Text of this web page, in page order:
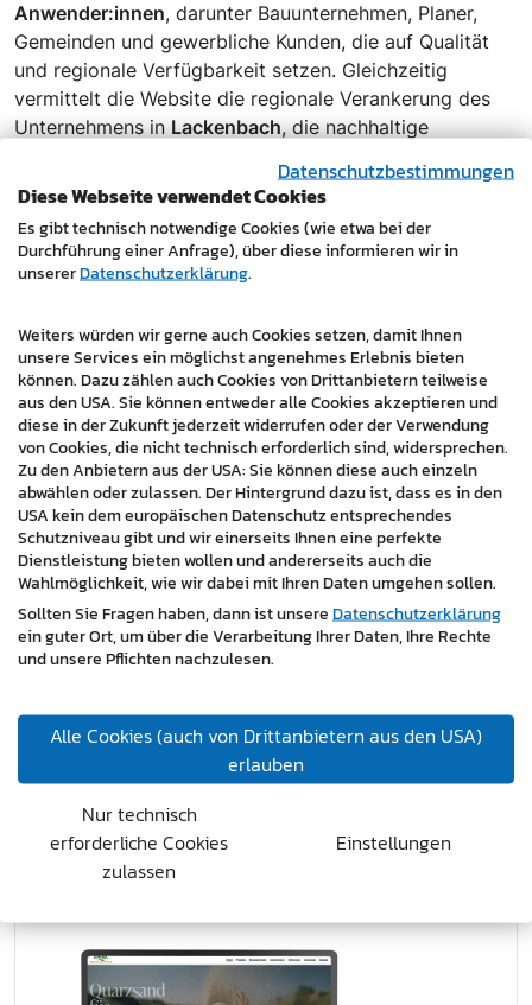
Anwender:innen, darunter Bauunternehmen, Planer,
Gemeinden und gewerbliche Kunden, die auf Qualität
und regionale Verfügbarkeit setzen. Gleichzeitig
vermittelt die Website die regionale Verankerung des
Unternehmens inLackenbach, die nachhaltige
der Quarzwerke Friedl.
Technische Umsetzung & digitale Basis:Die Website
wurde responsiv aufgebaut, suchmaschinenoptimiert
strukturiert und mit einem
– Besucher:innen gelangen mit wenigen Klicks zu
Produkten, technischen Informationen, Downloads oder
dem direkten Kontakt.
Für Interessierte stehenZertifikate und
Produktdatenblätterzum Download bereit. Die Seite ist
für zukünftige Erweiterungen – etwa durch
Landingpages, Kampagnen oder vertiefende
Anwendungsinhalte – vorbereitet.
Fazit:Mit dem Launch der Website erhält die
Quarzwerke Friedl GmbHerstmals eine eigenständige
digitale Identität. Die Seite bildet nicht nur das
Bezug zu Qualität, Nachhaltigkeit und regionaler
Produktion klar heraus. Ein starkes Fundament für
Sichtbarkeit, Kommunikation und gezielte
Kundenansprache.
Datenschutzbestimmungen
Diese Webseite verwendet Cookies
Es gibt technisch notwendige Cookies (wie etwa bei der
Durchführung einer Anfrage), über diese informieren wir in
unsererDatenschutzerklärung.
Weiters würden wir gerne auch Cookies setzen, damit Ihnen
unsere Services ein möglichst angenehmes Erlebnis bieten
können. Dazu zählen auch Cookies von Drittanbietern teilweise
aus den USA. Sie können entweder alle Cookies akzeptieren und
diese in der Zukunft jederzeit widerrufen oder der Verwendung
von Cookies, die nicht technisch erforderlich sind, widersprechen.
Zu den Anbietern aus der USA: Sie können diese auch einzeln
abwählen oder zulassen. Der Hintergrund dazu ist, dass es in den
USA kein dem europäischen Datenschutz entsprechendes
Schutzniveau gibt und wir einerseits Ihnen eine perfekte
Dienstleistung bieten wollen und andererseits auch die
Wahlmöglichkeit, wie wir dabei mit Ihren Daten umgehen sollen.
Sollten Sie Fragen haben, dann ist unsereDatenschutzerklärung
ein guter Ort, um über die Verarbeitung Ihrer Daten, Ihre Rechte
und unsere Pflichten nachzulesen.
Alle Cookies (auch von Drittanbietern aus den USA)
erlauben
Nur technisch
erforderliche Cookies
zulassen
Einstellungen